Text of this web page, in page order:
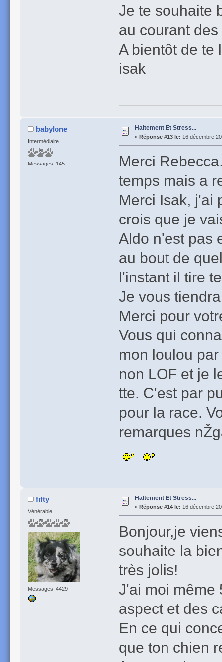
Je te souhaite
au courant
A bientôt de te
isak
babylone
Intermédiaire
Messages: 145
Haltement Et Stress...
« Réponse #13 le: 16 décembre
Merci
temps mais a
Merci Isak, j'ai
crois que je
Aldo n'est pas
au bout de
l'instant il tire
Je vous
Merci pour
Vous qui
mon loulou
non LOF et je
tte. C'est par
pour la race.
remarques
fifty
Vénérable
Messages: 4429
Haltement Et Stress...
« Réponse #14 le: 16 décembre
Bonjour,je
souhaite la
très jolis!
J'ai moi même
aspect et des
En ce qui
que ton chien